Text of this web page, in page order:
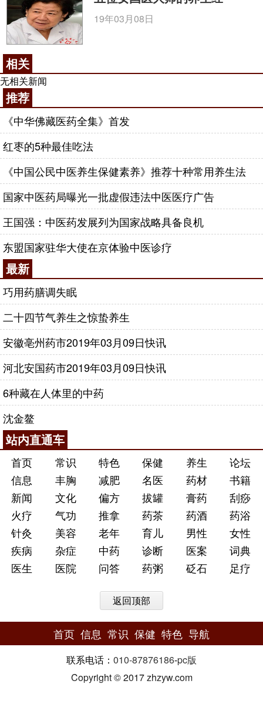
19年03月08日
相关
无相关新闻
推荐
《中华佛藏医药全集》首发
红枣的5种最佳吃法
《中国公民中医养生保健素养》推荐十种常用养生法
国家中医药局曝光一批虚假违法中医医疗广告
王国强：中医药发展列为国家战略具备良机
东盟国家驻华大使在京体验中医诊疗
最新
巧用药膳调失眠
二十四节气养生之惊蛰养生
安徽亳州药市2019年03月09日快讯
河北安国药市2019年03月09日快讯
6种藏在人体里的中药
沈金鳌
站内直通车
首页 常识 特色 保健 养生
论坛
信息
丰胸 减肥 名医 药材
书籍
新闻
文化 偏方 拔罐 膏药
刮痧
火疗
气功 推拿 药茶 药酒
药浴
针灸
美容 老年 育儿 男性
女性
疾病
杂症 中药 诊断 医案
词典
医生
医院 问答 药粥 砭石 足疗
返回顶部
首页 信息 常识 保健 特色 导航
联系电话： 010-87876186-pc版
Copyright © 2017 zhzyw.com